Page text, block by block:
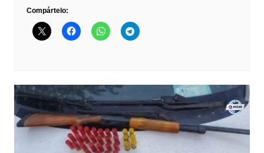
Compártelo: